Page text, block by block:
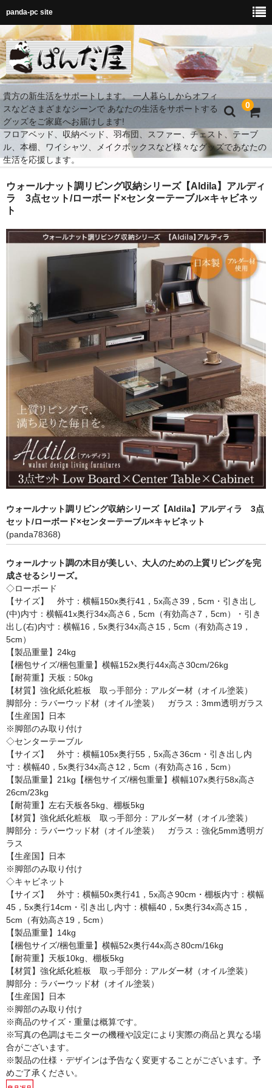
panda-pc site
0
貴方の新生活をサポートします。 一人暮らしからオフィ
スなどさまざまなシーンで あなたの生活をサポートする
グッズをご家庭へお届けします!
フロアベッド、収納ベッド、羽布団、スファー、チェスト、テーブ
ル、本棚、ワイシャツ、メイクボックスなど様々なグッズであなたの
生活を応援します。
MY Room 快適空間
ベッド
MY Room 快適収納
キッチン収納
TV台・リビングボード
シェルフ・ラック
チェスト・キャビネット
メイクボックス・ドレッサー
お勧め商品
商品一覧
ご利用ガイド
ウォールナット調リビング収納シリーズ【Aldila】アルディ
ラ 3点セット/ローボード×センターテーブル×キャビネッ
ト
ウォールナット調リビング収納シリーズ【Aldila】アルディラ 3点
セット/ローボード×センターテーブル×キャビネット
(panda78368)
ウォールナット調の木目が美しい、大人のための上質リビングを完
成させるシリーズ。
◇ローボード
【サイズ】 外寸：横幅150x奥行41，5x高さ39，5cm・引き出し
(中)内寸：横幅41x奥行34x高さ6，5cm（有効高さ7，5cm）・引き
出し(右)内寸：横幅16，5x奥行34x高さ15，5cm（有効高さ19，
5cm）
【製品重量】24kg
【梱包サイズ/梱包重量】横幅152x奥行44x高さ30cm/26kg
【耐荷重】天板：50kg
【材質】強化紙化粧板 取っ手部分：アルダー材（オイル塗装）
脚部分：ラバーウッド材（オイル塗装） ガラス：3mm透明ガラス
【生産国】日本
※脚部のみ取り付け
◇センターテーブル
【サイズ】 外寸：横幅105x奥行55，5x高さ36cm・引き出し内
寸：横幅40，5x奥行34x高さ12，5cm（有効高さ16，5cm）
【製品重量】21kg【梱包サイズ/梱包重量】横幅107x奥行58x高さ
26cm/23kg
【耐荷重】左右天板各5kg、棚板5kg
【材質】強化紙化粧板 取っ手部分：アルダー材（オイル塗装）
脚部分：ラバーウッド材（オイル塗装） ガラス：強化5mm透明ガ
ラス
【生産国】日本
※脚部のみ取り付け
◇キャビネット
【サイズ】 外寸：横幅50x奥行41，5x高さ90cm・棚板内寸：横幅
45，5x奥行14cm・引き出し内寸：横幅40，5x奥行34x高さ15，
5cm（有効高さ19，5cm）
【製品重量】14kg
【梱包サイズ/梱包重量】横幅52x奥行44x高さ80cm/16kg
【耐荷重】天板10kg、棚板5kg
【材質】強化紙化粧板 取っ手部分：アルダー材（オイル塗装）
脚部分：ラバーウッド材（オイル塗装）
【生産国】日本
※脚部のみ取り付け
※商品のサイズ・重量は概算です。
※写真の色調はモニターの機種や設定により実際の商品と異なる場
合がございます。
※製品の仕様・デザインは予告なく変更することがございます。予
めご了承ください。